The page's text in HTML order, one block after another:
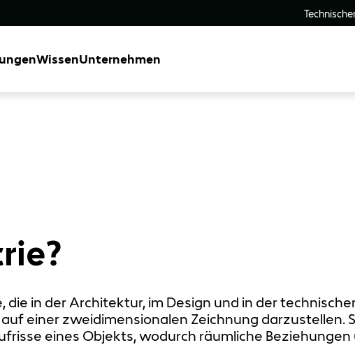
WissenUnternehmen
in der Architektur, im Design und in der
einer zweidimensionalen Zeichnung darzustellen.
eines Objekts, wodurch räumliche